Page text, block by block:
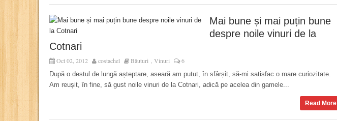
Mai bune și mai puțin bune
despre noile vinuri de la
Cotnari
Oct 02, 2012 costachel Băuturi , Vinuri 6
După o destul de lungă așteptare, aseară am putut, în sfârșit, să-mi satisfac o mare curiozitate.
Am reușit, în fine, să gust noile vinuri de la Cotnari, adică pe acelea din gamele...
Read More